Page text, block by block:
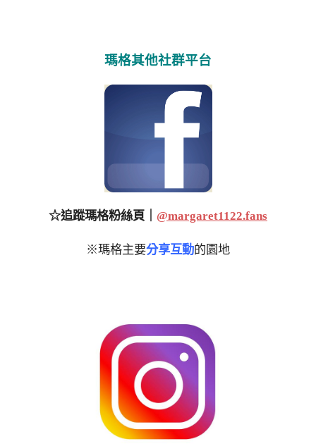
瑪格其他社群平台
☆追蹤瑪格粉絲頁｜ @margaret1122.fans
※瑪格主要分享互動的園地